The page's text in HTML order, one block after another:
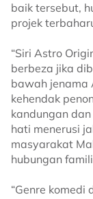
baik tersebut,
projek
“Siri Astro
berbeza jika
bawah jenama
kehendak
kandungan
hati menerusi
masyarakat
hubungan
“Genre komedi